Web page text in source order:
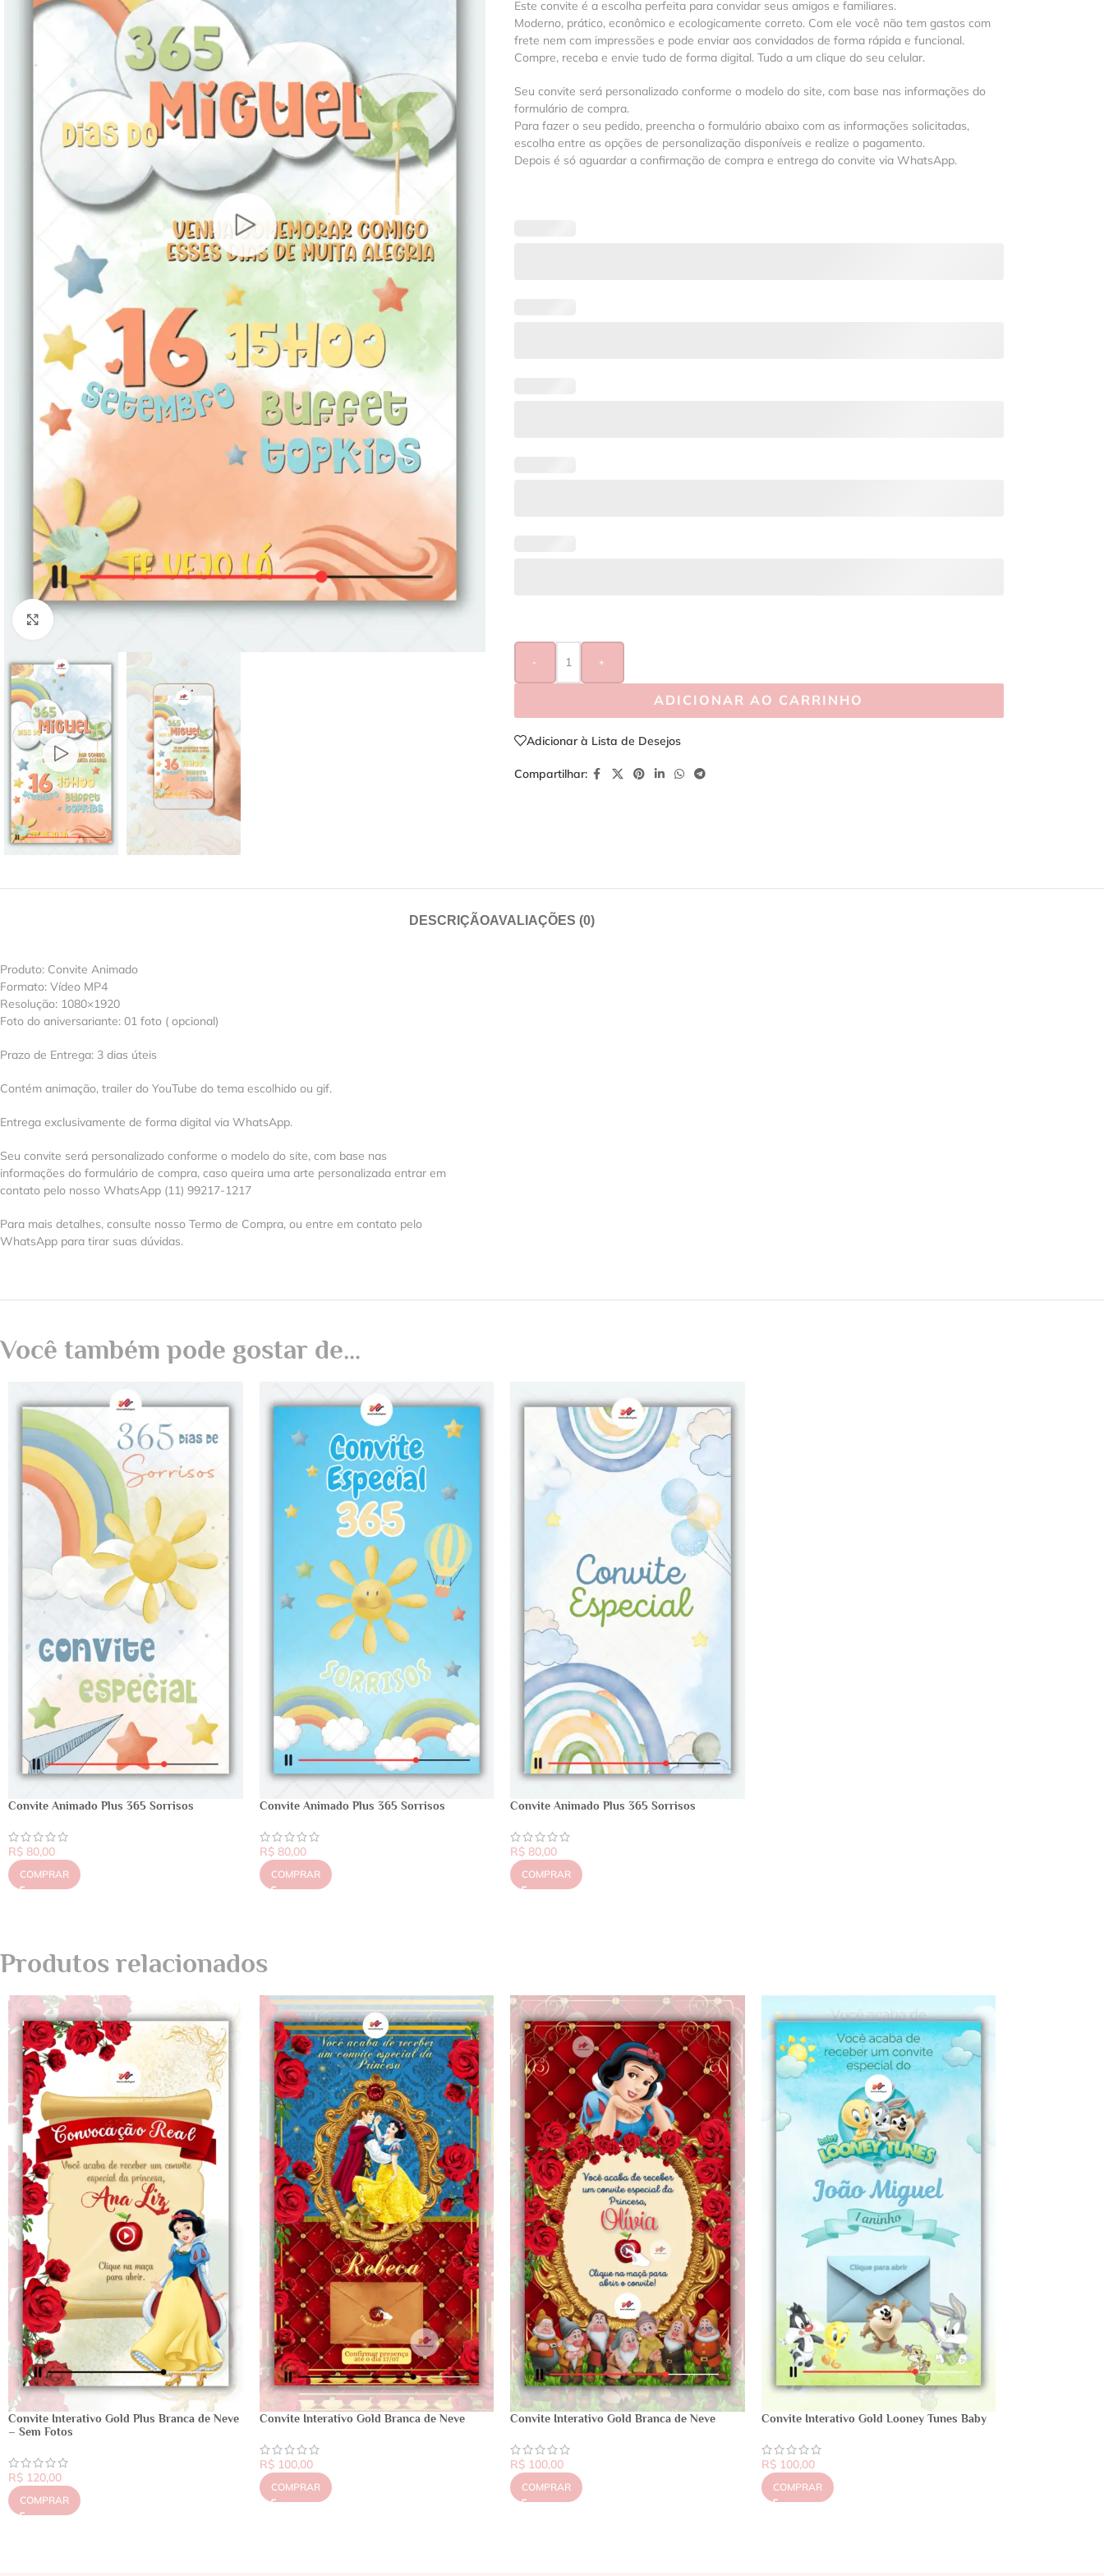
Este convite é a escolha perfeita para convidar seus amigos e familiares.
Moderno, prático, econômico e ecologicamente correto. Com ele você não tem gastos com
frete nem com impressões e pode enviar aos convidados de forma rápida e funcional.
Compre, receba e envie tudo de forma digital. Tudo a um clique do seu celular.
Seu convite será personalizado conforme o modelo do site, com base nas informações do
formulário de compra.
Para fazer o seu pedido, preencha o formulário abaixo com as informações solicitadas,
escolha entre as opções de personalização disponíveis e realize o pagamento.
Depois é só aguardar a confirmação de compra e entrega do convite via WhatsApp.
- +
ADICIONAR AO CARRINHO
Adicionar à Lista de Desejos
Compartilhar:
DESCRIÇÃOAVALIAÇÕES (0)
Produto: Convite Animado
Formato: Vídeo MP4
Resolução: 1080×1920
Foto do aniversariante: 01 foto ( opcional)
Prazo de Entrega: 3 dias úteis
Contém animação, trailer do YouTube do tema escolhido ou gif.
Entrega exclusivamente de forma digital via WhatsApp.
Seu convite será personalizado conforme o modelo do site, com base nas
informações do formulário de compra, caso queira uma arte personalizada entrar em
contato pelo nosso WhatsApp (11) 99217-1217
Para mais detalhes, consulte nosso Termo de Compra, ou entre em contato pelo
WhatsApp para tirar suas dúvidas.
Você também pode gostar de…
Convite Animado Plus 365 Sorrisos
R$ 80,00
COMPRAR
Convite Animado Plus 365 Sorrisos
R$80,00
COMPRAR
Convite Animado Plus 365 Sorrisos
R$ 80,00
COMPRAR
Produtos relacionados
Convite Interativo Gold Plus Branca de Neve
– Sem Fotos
R$ 120,00
COMPRAR
Convite Interativo Gold Branca de Neve
R$100,00
COMPRAR
Convite Interativo Gold Branca de Neve
R$ 100,00
COMPRAR
Convite Interativo Gold Looney Tunes Baby
R$100,00
COMPRAR